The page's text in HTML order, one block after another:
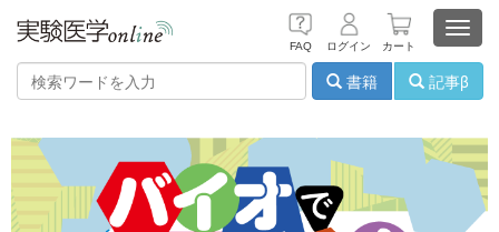
FAQ ログイン カート
書籍
記事β